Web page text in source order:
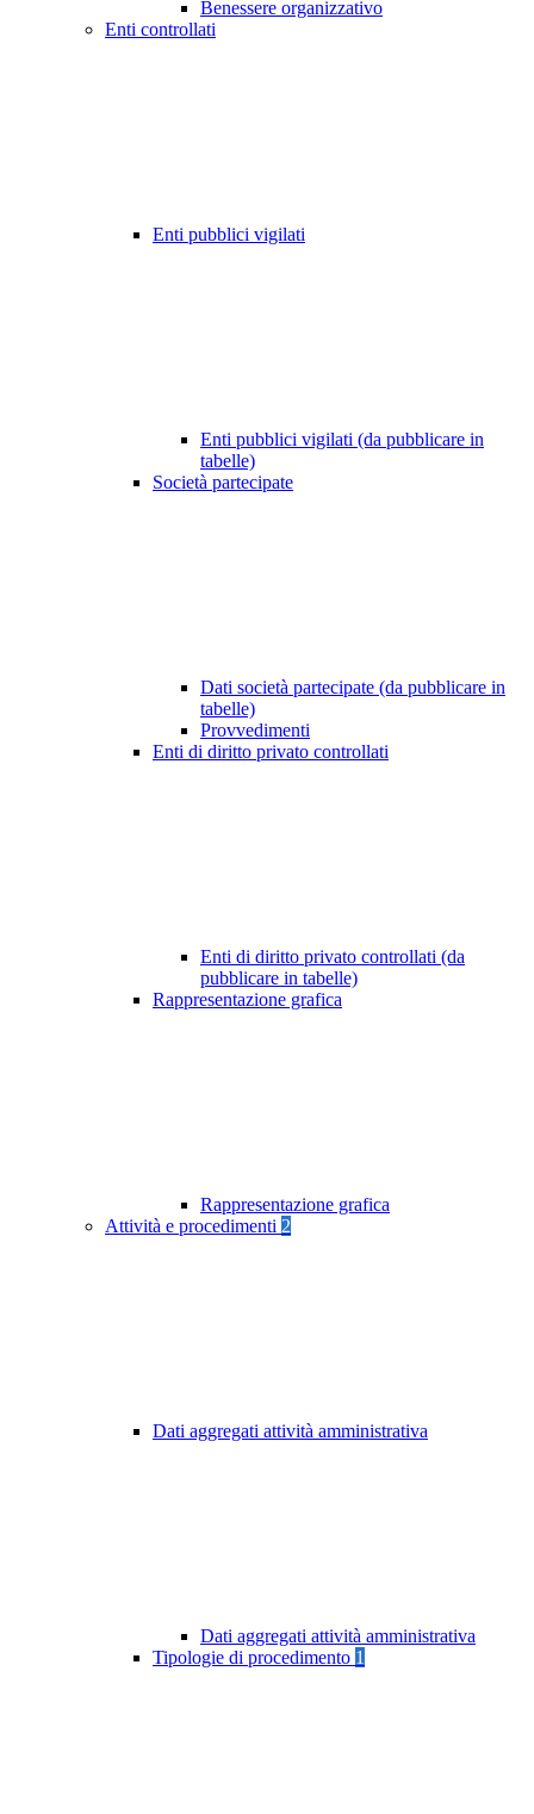
Benessere organizzativo
Enti controllati
Enti pubblici vigilati
Enti pubblici vigilati (da pubblicare in
tabelle)
Società partecipate
Dati società partecipate (da pubblicare in
tabelle)
Provvedimenti
Enti di diritto privato controllati
Enti di diritto privato controllati (da
pubblicare in tabelle)
Rappresentazione grafica
Rappresentazione grafica
Attività e procedimenti 2
Dati aggregati attività amministrativa
Dati aggregati attività amministrativa
Tipologie di procedimento 1